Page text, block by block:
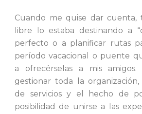
Cuando me quise dar cuenta,
libre lo estaba destinando a
perfecto o a planificar rutas
período vacacional o puente
a ofrecérselas a mis
gestionar toda la
de servicios y el hecho de
posibilidad de unirse a las